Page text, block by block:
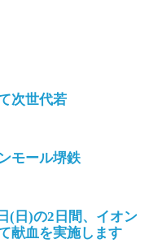
次世代若
モール堺鉄
(日)の2日間、イオン
献血を実施します